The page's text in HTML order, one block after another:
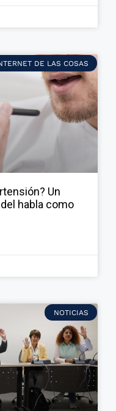
DE LAS COSAS
Un
habla como
NOTICIAS